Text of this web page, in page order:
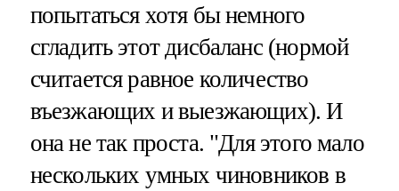
попытаться хотя бы немного
сгладить этот дисбаланс (нормой
считается равное количество
въезжающих и выезжающих). И
она не так проста. "Для этого мало
нескольких умных чиновников в